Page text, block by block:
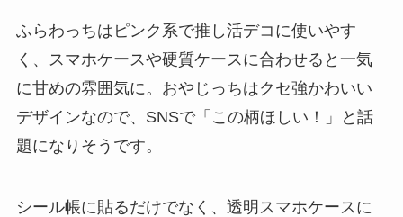
ふらわっちはピンク系で推し活デコに使いやす
く、スマホケースや硬質ケースに合わせると一気
に甘めの雰囲気に。おやじっちはクセ強かわいい
デザインなので、SNSで「この柄ほしい！」と話
題になりそうです。
シール帳に貼るだけでなく、透明スマホケースに